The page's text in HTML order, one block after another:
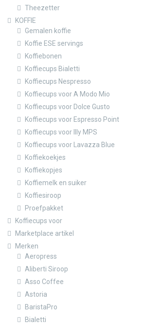
Theezetter
KOFFIE
Gemalen koffie
Koffie ESE servings
Koffiebonen
Koffiecups Bialetti
Koffiecups Nespresso
Koffiecups voor A Modo Mio
Koffiecups voor Dolce Gusto
Koffiecups voor Espresso Point
Koffiecups voor Illy MPS
Koffiecups voor Lavazza Blue
Koffiekoekjes
Koffiekopjes
Koffiemelk en suiker
Koffiesiroop
Proefpakket
Koffiecups voor
Marketplace artikel
Merken
Aeropress
Aliberti Siroop
Asso Coffee
Astoria
BaristaPro
Bialetti